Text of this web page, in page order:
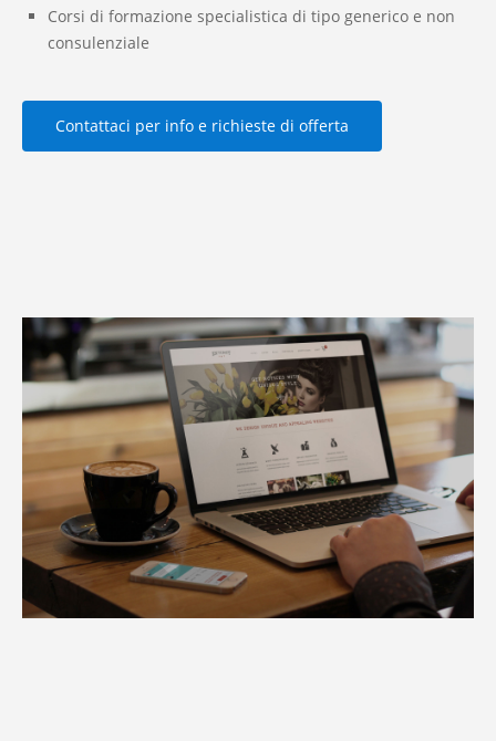
Corsi di formazione specialistica di tipo generico e non
consulenziale
Contattaci per info e richieste di offerta